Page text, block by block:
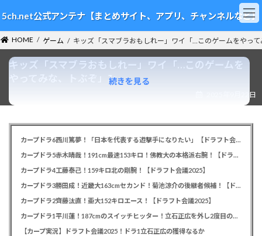
ン
テ
ン
ツ
ビ
ゲ
ー
シ
5ch.net公式アンテナ【まとめサイト、アプリ、チャンネルなど】
HOME ゲーム キッズ「スマブラおもしれー」ワイ「…このゲームをやっ
キッズ「スマブラおもしれー」ワイ「…このゲームを
やってみな、トぶぞ」ｽｯ
2025年9月22日
カープドラ6西川篤夢！「日本を代表する遊撃手になりたい」【ドラフト会議2025】
カープドラ5赤木晴哉！191cm最速153キロ！佛教大の本格派右腕！【ドラフト会議2025】
カープドラ4工藤泰己！159キロ北の剛腕！【ドラフト会議2025】
カープドラ3勝田成！近畿大163cmセカンド！菊池涼介の後継者候補！【ドラフト会議2025】
カープドラ2齊藤汰直！亜大152キロエース！【ドラフト会議2025】
カープドラ1平川蓮！187cmのスイッチヒッター！立石正広を外し2度目の重複も新井監督がクジを引き当てる！【ドラフト会議2025】
【カープ実況】ドラフト会議2025！ドラ1立石正広の獲得なるか
続きを見る